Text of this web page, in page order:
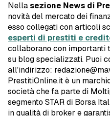
Nellasezione News di
novità del mercato dei
esso collegati con articoli
esperti di prestiti e
collaborano con importanti
su blog specializzati. Puoi
all'indirizzo:
PrestitiOnline.it è un
società che fa parte di
segmento STAR di Borsa
in qualità di broker e